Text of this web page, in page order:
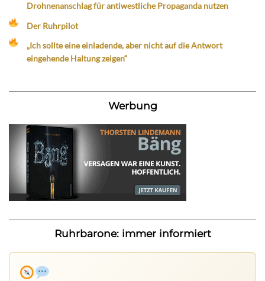
Drohnenanschlag für antiwestliche Propaganda nutzen
Der Ruhrpilot
„Ich sollte eine einladende, aber nicht auf die Antwort
eingehende Haltung zeigen“
Werbung
Ruhrbarone: immer informiert